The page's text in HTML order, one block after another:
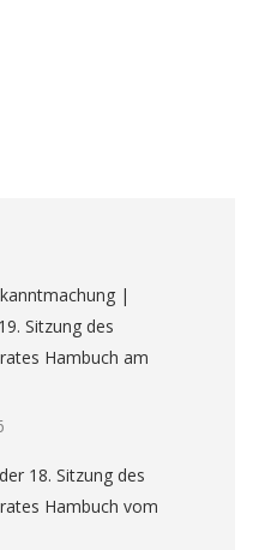
|
Sitzung des
Hambuch am
18. Sitzung des
Hambuch vom